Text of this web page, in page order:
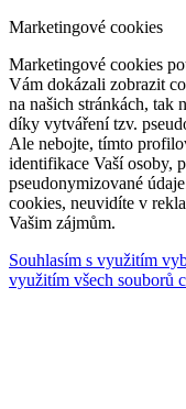
Marketingové cookies
Marketingové cookies
Vám dokázali zobrazit
na našich stránkách, tak
díky vytváření tzv.
Ale nebojte, tímto
identifikace Vaší osoby,
pseudonymizované
cookies, neuvidíte v
Vašim zájmům.
Souhlasím s využitím
využitím všech souborů